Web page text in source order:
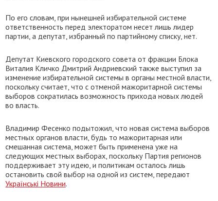
По его словам, при нынешней избирательной системе
ответственность перед электоратом несет лишь лидер
партии, а депутат, избранный по партийному списку, нет.
Депутат Киевского городского совета от фракции Блока
Виталия Кличко Дмитрий Андриевский также выступил за
изменение избирательной системы в органы местной власти,
поскольку считает, что с отменой мажоритарной системы
выборов сократилась возможность прихода новых людей
во власть.
Владимир Фесенко подытожил, что новая система выборов
местных органов власти, будь то мажоритарная или
смешанная система, может быть применена уже на
следующих местных выборах, поскольку Партия регионов
поддерживает эту идею, и политикам осталось лишь
остановить свой выбор на одной из систем, передают
Українські Новини.